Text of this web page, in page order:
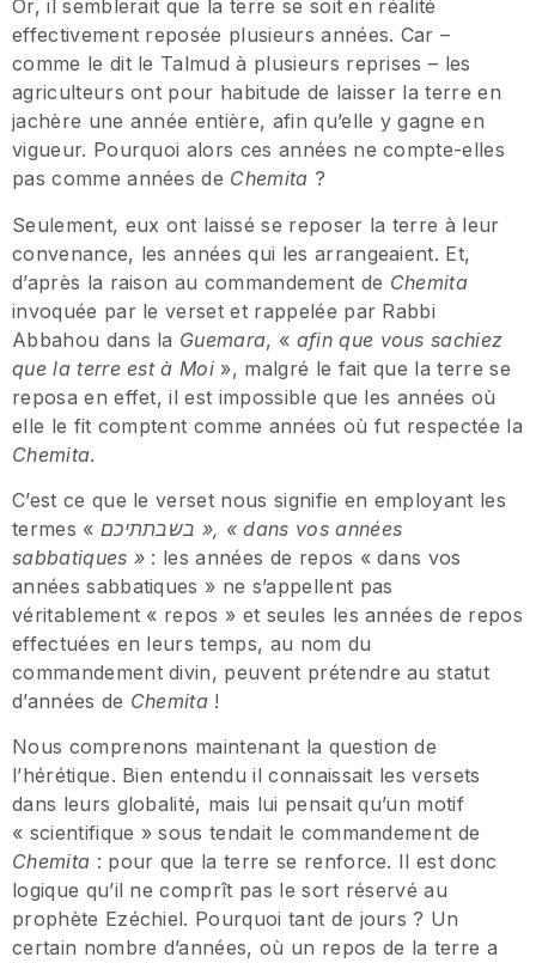
Or, il semblerait que la terre se soit en réalité
effectivement reposée plusieurs années. Car –
comme le dit le Talmud à plusieurs reprises – les
agriculteurs ont pour habitude de laisser la terre en
jachère une année entière, afin qu’elle y gagne en
vigueur. Pourquoi alors ces années ne compte-elles
pas comme années de Chemita ?
Seulement, eux ont laissé se reposer la terre à leur
convenance, les années qui les arrangeaient. Et,
d’après la raison au commandement de Chemita
invoquée par le verset et rappelée par Rabbi
Abbahou dans la Guemara, « afin que vous sachiez
que la terre est à Moi », malgré le fait que la terre se
reposa en effet, il est impossible que les années où
elle le fit comptent comme années où fut respectée la
Chemita.
C’est ce que le verset nous signifie en employant les
termes « בשבתתיכם », « dans vos années
sabbatiques » : les années de repos « dans vos
années sabbatiques » ne s’appellent pas
véritablement « repos » et seules les années de repos
effectuées en leurs temps, au nom du
commandement divin, peuvent prétendre au statut
d’années de Chemita !
Nous comprenons maintenant la question de
l’hérétique. Bien entendu il connaissait les versets
dans leurs globalité, mais lui pensait qu’un motif
« scientifique » sous tendait le commandement de
Chemita : pour que la terre se renforce. Il est donc
logique qu’il ne comprît pas le sort réservé au
prophète Ezéchiel. Pourquoi tant de jours ? Un
certain nombre d’années, où un repos de la terre a